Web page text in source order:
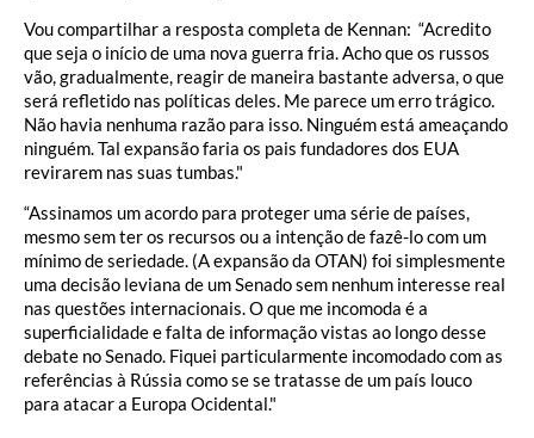
Vou compartilhar a resposta completa de Kennan: “Acredito
que seja o início de uma nova guerra fria. Acho que os russos
vão, gradualmente, reagir de maneira bastante adversa, o que
será refletido nas políticas deles. Me parece um erro trágico.
Não havia nenhuma razão para isso. Ninguém está ameaçando
ninguém. Tal expansão faria os pais fundadores dos EUA
revirarem nas suas tumbas."
“Assinamos um acordo para proteger uma série de países,
mesmo sem ter os recursos ou a intenção de fazê-lo com um
mínimo de seriedade. (A expansão da OTAN) foi simplesmente
uma decisão leviana de um Senado sem nenhum interesse real
nas questões internacionais. O que me incomoda é a
superficialidade e falta de informação vistas ao longo desse
debate no Senado. Fiquei particularmente incomodado com as
referências à Rússia como se se tratasse de um país louco
para atacar a Europa Ocidental."